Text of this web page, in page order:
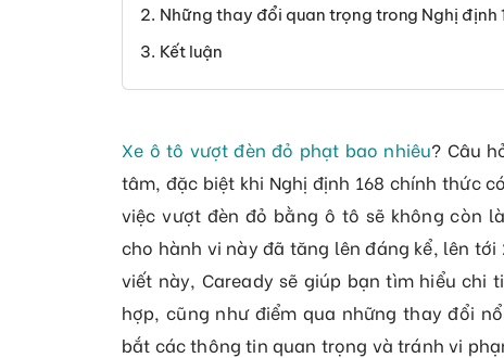
Những thay đổi quan trọng trong Nghị
Kết luận
Xe ô tô vượt đèn đỏ phạt bao nhiêu? Câu
tâm, đặc biệt khi Nghị định 168 chính thức
việc vượt đèn đỏ bằng ô tô sẽ không còn
cho hành vi này đã tăng lên đáng kể, lên
viết này, Caready sẽ giúp bạn tìm hiểu
hợp, cũng như điểm qua những thay đổi
bắt các thông tin quan trọng và tránh vi